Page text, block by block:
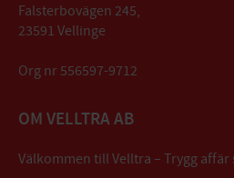
Falsterbovägen 245,
23591 Vellinge
Org nr 556597-9712
OM VELLTRA AB
Välkommen till Velltra – Trygg affär